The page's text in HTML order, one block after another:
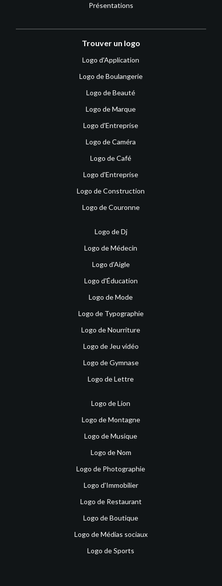
Présentations
Trouver un logo
Logo d'Application
Logo de Boulangerie
Logo de Beauté
Logo de Marque
Logo d'Entreprise
Logo de Caméra
Logo de Café
Logo d'Entreprise
Logo de Construction
Logo de Couronne
Logo de Dj
Logo de Médecin
Logo d'Aigle
Logo d'Éducation
Logo de Mode
Logo de Typographie
Logo de Nourriture
Logo de Jeu vidéo
Logo de Gymnase
Logo de Lettre
Logo de Lion
Logo de Montagne
Logo de Musique
Logo de Nom
Logo de Photographie
Logo d'Immobilier
Logo de Restaurant
Logo de Boutique
Logo de Médias sociaux
Logo de Sports